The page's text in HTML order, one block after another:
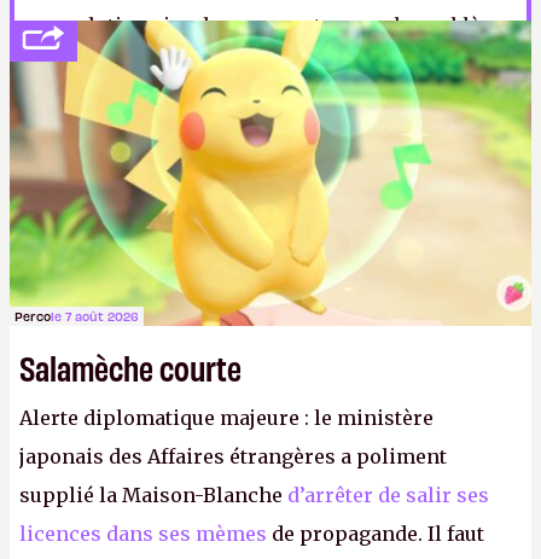
une solution simple pour contourner le problème
aurait été d’intégrer des nanolames rétractables
dans les lentilles pour récupérer du sang à la
volée, une sorte de saignée oculaire si vous
préférez. De rien Verily, c’est cadeau.
Percole 7 août 2026
Salamèche courte
Alerte diplomatique majeure : le ministère
japonais des Affaires étrangères a poliment
supplié la Maison-Blanche d’arrêter de salir ses
licences dans ses mèmes de propagande. Il faut